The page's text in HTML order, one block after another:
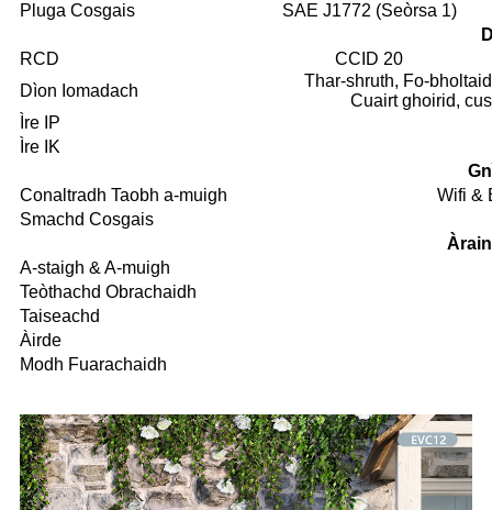
Pluga Cosgais
SAE J1772 (Seòrsa 1)
RCD
CCID 20
Dìon Iomadach
Thar-shruth, Fo-
Cuairt ghoirid,
Ìre IP
Ìre IK
Conaltradh Taobh a-muigh
Wifi &
Smachd Cosgais
A-staigh & A-muigh
Teòthachd Obrachaidh
Taiseachd
Àirde
Modh Fuarachaidh